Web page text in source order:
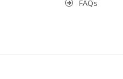
FAQs